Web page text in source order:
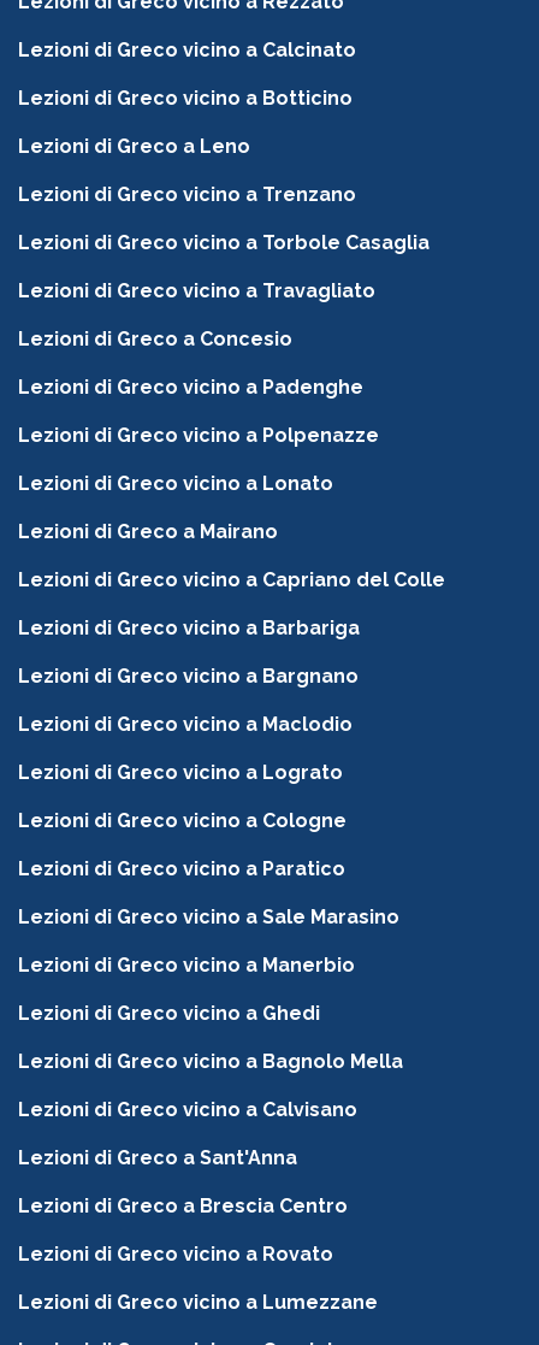
Lezioni di Greco vicino a Calcinato
Lezioni di Greco vicino a Botticino
Lezioni di Greco a Leno
Lezioni di Greco vicino a Trenzano
Lezioni di Greco vicino a Torbole Casaglia
Lezioni di Greco vicino a Travagliato
Lezioni di Greco a Concesio
Lezioni di Greco vicino a Padenghe
Lezioni di Greco vicino a Polpenazze
Lezioni di Greco vicino a Lonato
Lezioni di Greco a Mairano
Lezioni di Greco vicino a Capriano del Colle
Lezioni di Greco vicino a Barbariga
Lezioni di Greco vicino a Bargnano
Lezioni di Greco vicino a Maclodio
Lezioni di Greco vicino a Lograto
Lezioni di Greco vicino a Cologne
Lezioni di Greco vicino a Paratico
Lezioni di Greco vicino a Sale Marasino
Lezioni di Greco vicino a Manerbio
Lezioni di Greco vicino a Ghedi
Lezioni di Greco vicino a Bagnolo Mella
Lezioni di Greco vicino a Calvisano
Lezioni di Greco a Sant'Anna
Lezioni di Greco a Brescia Centro
Lezioni di Greco vicino a Rovato
Lezioni di Greco vicino a Lumezzane